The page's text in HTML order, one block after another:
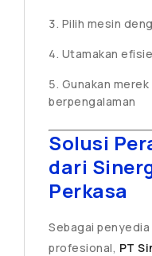
Pilih mesin
Utamakan
Gunakan
berpengalaman
Solusi
dari
Perkasa
Sebagai
profesional, PT